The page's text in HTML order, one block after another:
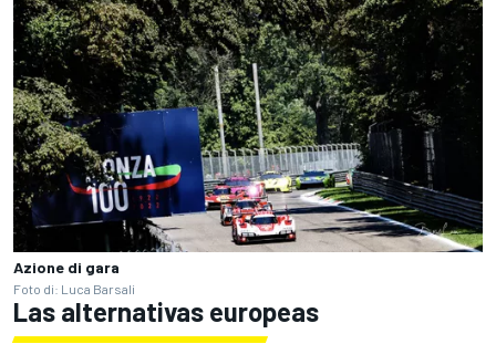
Azione di gara
Foto di: Luca Barsali
Las alternativas europeas